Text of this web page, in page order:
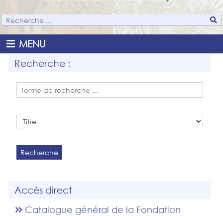
MENU
Recherche :
Recherche
Accès direct
Catalogue général de la Fondation